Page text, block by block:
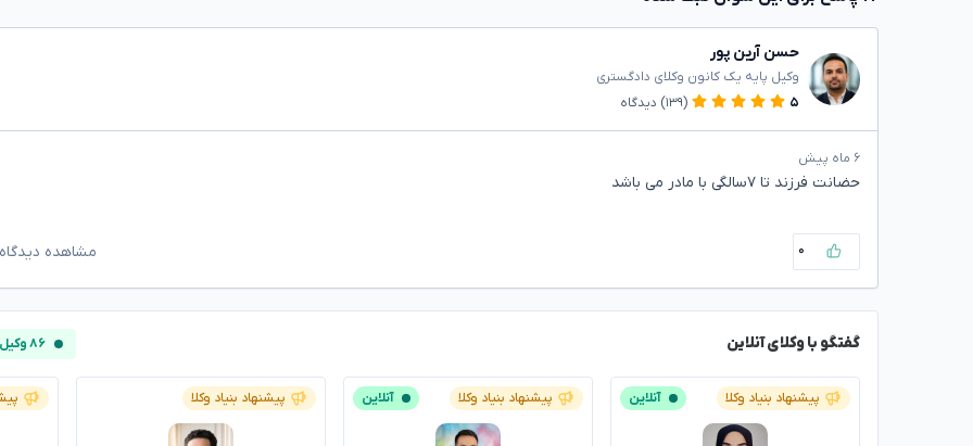
حسن آرین پور
وکیل پایه یک کانون وکلای دادگستری
۵
(۱۳۹) دیدگاه
۶ ماه پیش
حضانت فرزند تا ۷سالگی با مادر می باشد
۰ مشاهده
گفتگو با وکلای آنلاین ۸۶ وکیل آنلاین
پیشنهاد بنیاد وکلا آنلاین پیشنهاد بنیاد وکلا آنلاین پیشنهاد بنیاد وکلا